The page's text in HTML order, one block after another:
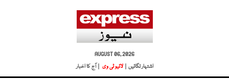
AUGUST 06, 2026
اشتہار لگائیں |
لائیو ٹی وی | آج کا اخبار